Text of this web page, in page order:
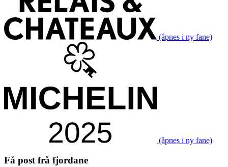
(åpnes i ny fane)
(åpnes i ny fane)
Få post frå fjordane